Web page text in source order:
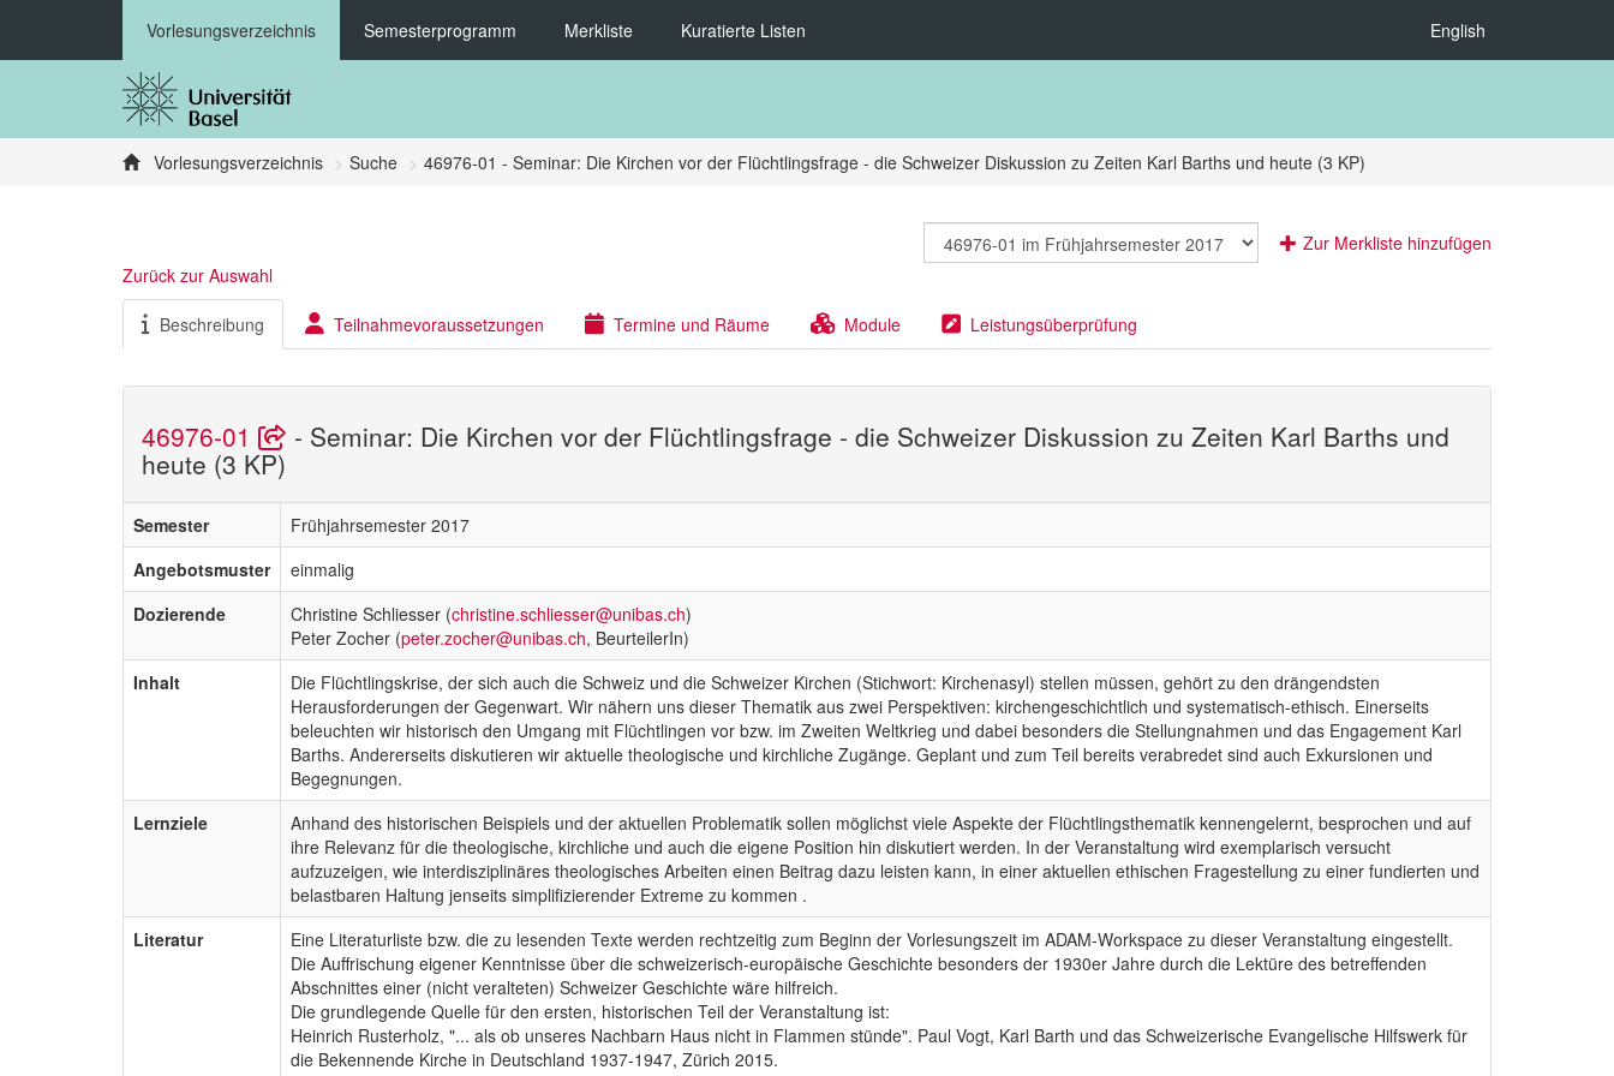
Vorlesungsverzeichnis Semesterprogramm Merkliste Kuratierte Listen English
Vorlesungsverzeichnis Suche 46976-01 - Seminar: Die Kirchen vor der Flüchtlingsfrage - die Schweizer Diskussion zu Zeiten Karl Barths und heute (3 KP)
Zur Merkliste hinzufügen
Zurück zur Auswahl
Beschreibung Teilnahmevoraussetzungen Termine und Räume Module Leistungsüberprüfung
46976-01 - Seminar: Die Kirchen vor der Flüchtlingsfrage - die Schweizer Diskussion zu Zeiten Karl Barths und
heute (3 KP)
Semester
Frühjahrsemester 2017
Angebotsmuster
einmalig
Dozierende
Christine Schliesser (christine.schliesser@unibas.ch)
Peter Zocher (peter.zocher@unibas.ch, BeurteilerIn)
Inhalt
Die Flüchtlingskrise, der sich auch die Schweiz und die Schweizer Kirchen (Stichwort: Kirchenasyl) stellen müssen, gehört zu den drängendsten
Herausforderungen der Gegenwart. Wir nähern uns dieser Thematik aus zwei Perspektiven: kirchengeschichtlich und systematisch-ethisch. Einerseits
beleuchten wir historisch den Umgang mit Flüchtlingen vor bzw. im Zweiten Weltkrieg und dabei besonders die Stellungnahmen und das Engagement Karl
Barths. Andererseits diskutieren wir aktuelle theologische und kirchliche Zugänge. Geplant und zum Teil bereits verabredet sind auch Exkursionen und
Begegnungen.
Lernziele
Anhand des historischen Beispiels und der aktuellen Problematik sollen möglichst viele Aspekte der Flüchtlingsthematik kennengelernt, besprochen und auf
ihre Relevanz für die theologische, kirchliche und auch die eigene Position hin diskutiert werden. In der Veranstaltung wird exemplarisch versucht
aufzuzeigen, wie interdisziplinäres theologisches Arbeiten einen Beitrag dazu leisten kann, in einer aktuellen ethischen Fragestellung zu einer fundierten und
belastbaren Haltung jenseits simplifizierender Extreme zu kommen .
Literatur
Eine Literaturliste bzw. die zu lesenden Texte werden rechtzeitig zum Beginn der Vorlesungszeit im ADAM-Workspace zu dieser Veranstaltung eingestellt.
Die Auffrischung eigener Kenntnisse über die schweizerisch-europäische Geschichte besonders der 1930er Jahre durch die Lektüre des betreffenden
Abschnittes einer (nicht veralteten) Schweizer Geschichte wäre hilfreich.
Die grundlegende Quelle für den ersten, historischen Teil der Veranstaltung ist:
Heinrich Rusterholz, "... als ob unseres Nachbarn Haus nicht in Flammen stünde". Paul Vogt, Karl Barth und das Schweizerische Evangelische Hilfswerk für
die Bekennende Kirche in Deutschland 1937-1947, Zürich 2015.